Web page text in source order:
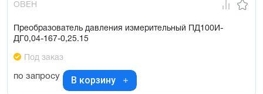
ОВЕН
Преобразователь давления измерительный ПД100И-
ДГ0,04-167-0,25.15
Под заказ
по запросу В корзину